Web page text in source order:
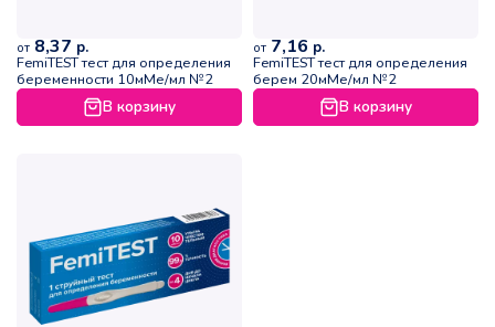
от 8,37 р.
FemiTEST тест для определения
беременности 10мМе/мл №2
В корзину
от 7,16 р.
FemiTEST тест для определения
берем 20мМе/мл №2
В корзину